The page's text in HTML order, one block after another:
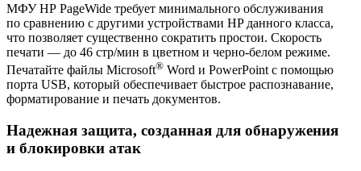
МФУ HP PageWide требует минимального обслуживания
по сравнению с другими устройствами HP данного класса,
что позволяет существенно сократить простои. Скорость
печати — до 46 стр/мин в цветном и черно-белом режиме.
Печатайте файлы Microsoft® Word и PowerPoint с помощью
порта USB, который обеспечивает быстрое распознавание,
форматирование и печать документов.
Надежная защита, созданная для обнаружения
и блокировки атак